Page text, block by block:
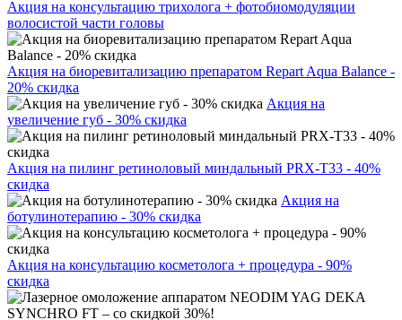
Акция на консультацию трихолога + фотобиомодуляции
волосистой части головы
Акция на биоревитализацию препаратом Repart Aqua Balance -
20% скидка
Акция на
увеличение губ - 30% скидка
Акция на пилинг ретиноловый миндальный PRX-T33 - 40%
скидка
Акция на
ботулинотерапию - 30% скидка
Акция на консультацию косметолога + процедура - 90%
скидка